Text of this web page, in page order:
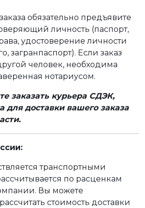
обязательно предъявите
личность (паспорт,
удостоверение личности
загранпаспорт). Если заказ
человек, необходима
нотариусом.
заказать курьера СДЭК,
для доставки вашего заказа
транспортными
по расценкам
Вы можете
стоимость доставки